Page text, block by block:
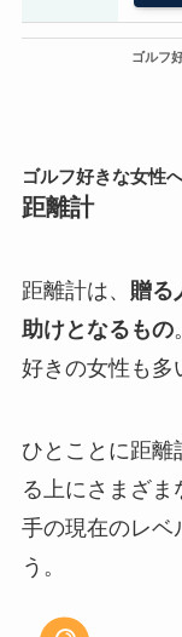
ゴルフ
ゴルフ好きな女性
距離計
距離計は、 贈る
助けとなるもの
好きの女性も多
ひとことに距離
る上にさまざ
手の現在のレベ
う。